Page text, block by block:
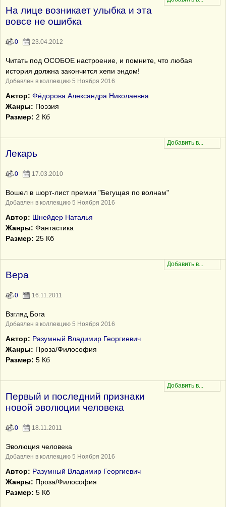
На лице возникает улыбка и эта
вовсе не ошибка
0 23.04.2012
Читать под ОСОБОЕ настроение, и помните, что любая
история должна закончится хепи эндом!
Добавлен в коллекцию 5 Ноября 2016
Автор: Фёдорова Александра Николаевна
Жанры: Поэзия
Размер: 2 Кб
Лекарь
0 17.03.2010
Вошел в шорт-лист премии "Бегущая по волнам"
Добавлен в коллекцию 5 Ноября 2016
Автор: Шнейдер Наталья
Жанры: Фантастика
Размер: 25 Кб
Вера
0 16.11.2011
Взгляд Бога
Добавлен в коллекцию 5 Ноября 2016
Автор: Разумный Владимир Георгиевич
Жанры: Проза/Философия
Размер: 5 Кб
Первый и последний признаки
новой эволюции человека
0 18.11.2011
Эволюция человека
Добавлен в коллекцию 5 Ноября 2016
Автор: Разумный Владимир Георгиевич
Жанры: Проза/Философия
Размер: 5 Кб